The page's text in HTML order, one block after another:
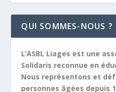
QUI SOMMES-NOUS ?
L’ASBL Liages est une
Solidaris reconnue en
Nous représentons et
personnes âgées depuis